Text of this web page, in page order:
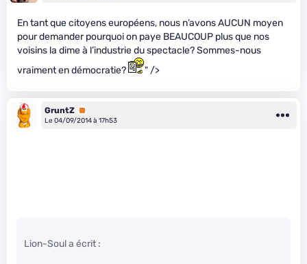
En tant que citoyens européens, nous n’avons AUCUN moyen
pour demander pourquoi on paye BEAUCOUP plus que nos
voisins la dime à l’industrie du spectacle? Sommes-nous
vraiment en démocratie?
" />
GruntZ Premium
Le 04/09/2014 à 17h53
Lion-Soul a écrit :